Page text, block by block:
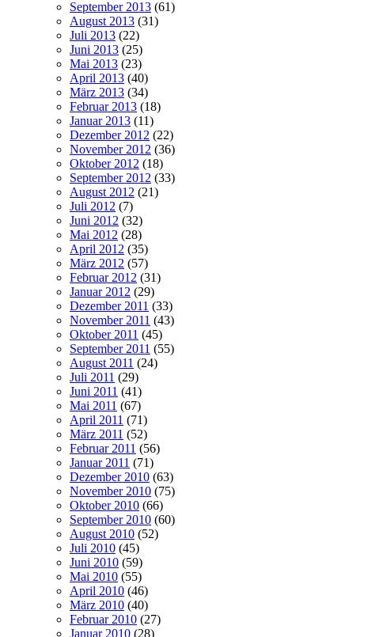
September 2013 (61)
August 2013 (31)
Juli 2013 (22)
Juni 2013 (25)
Mai 2013 (23)
April 2013 (40)
März 2013 (34)
Februar 2013 (18)
Januar 2013 (11)
Dezember 2012 (22)
November 2012 (36)
Oktober 2012 (18)
September 2012 (33)
August 2012 (21)
Juli 2012 (7)
Juni 2012 (32)
Mai 2012 (28)
April 2012 (35)
März 2012 (57)
Februar 2012 (31)
Januar 2012 (29)
Dezember 2011 (33)
November 2011 (43)
Oktober 2011 (45)
September 2011 (55)
August 2011 (24)
Juli 2011 (29)
Juni 2011 (41)
Mai 2011 (67)
April 2011 (71)
März 2011 (52)
Februar 2011 (56)
Januar 2011 (71)
Dezember 2010 (63)
November 2010 (75)
Oktober 2010 (66)
September 2010 (60)
August 2010 (52)
Juli 2010 (45)
Juni 2010 (59)
Mai 2010 (55)
April 2010 (46)
März 2010 (40)
Februar 2010 (27)
Januar 2010 (28)